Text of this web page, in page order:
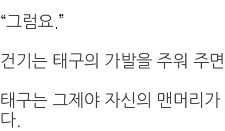
“그럼요 .”
건기는 태구의 가발을 주워 주
태구는 그제야 자신의 맨머리
다.